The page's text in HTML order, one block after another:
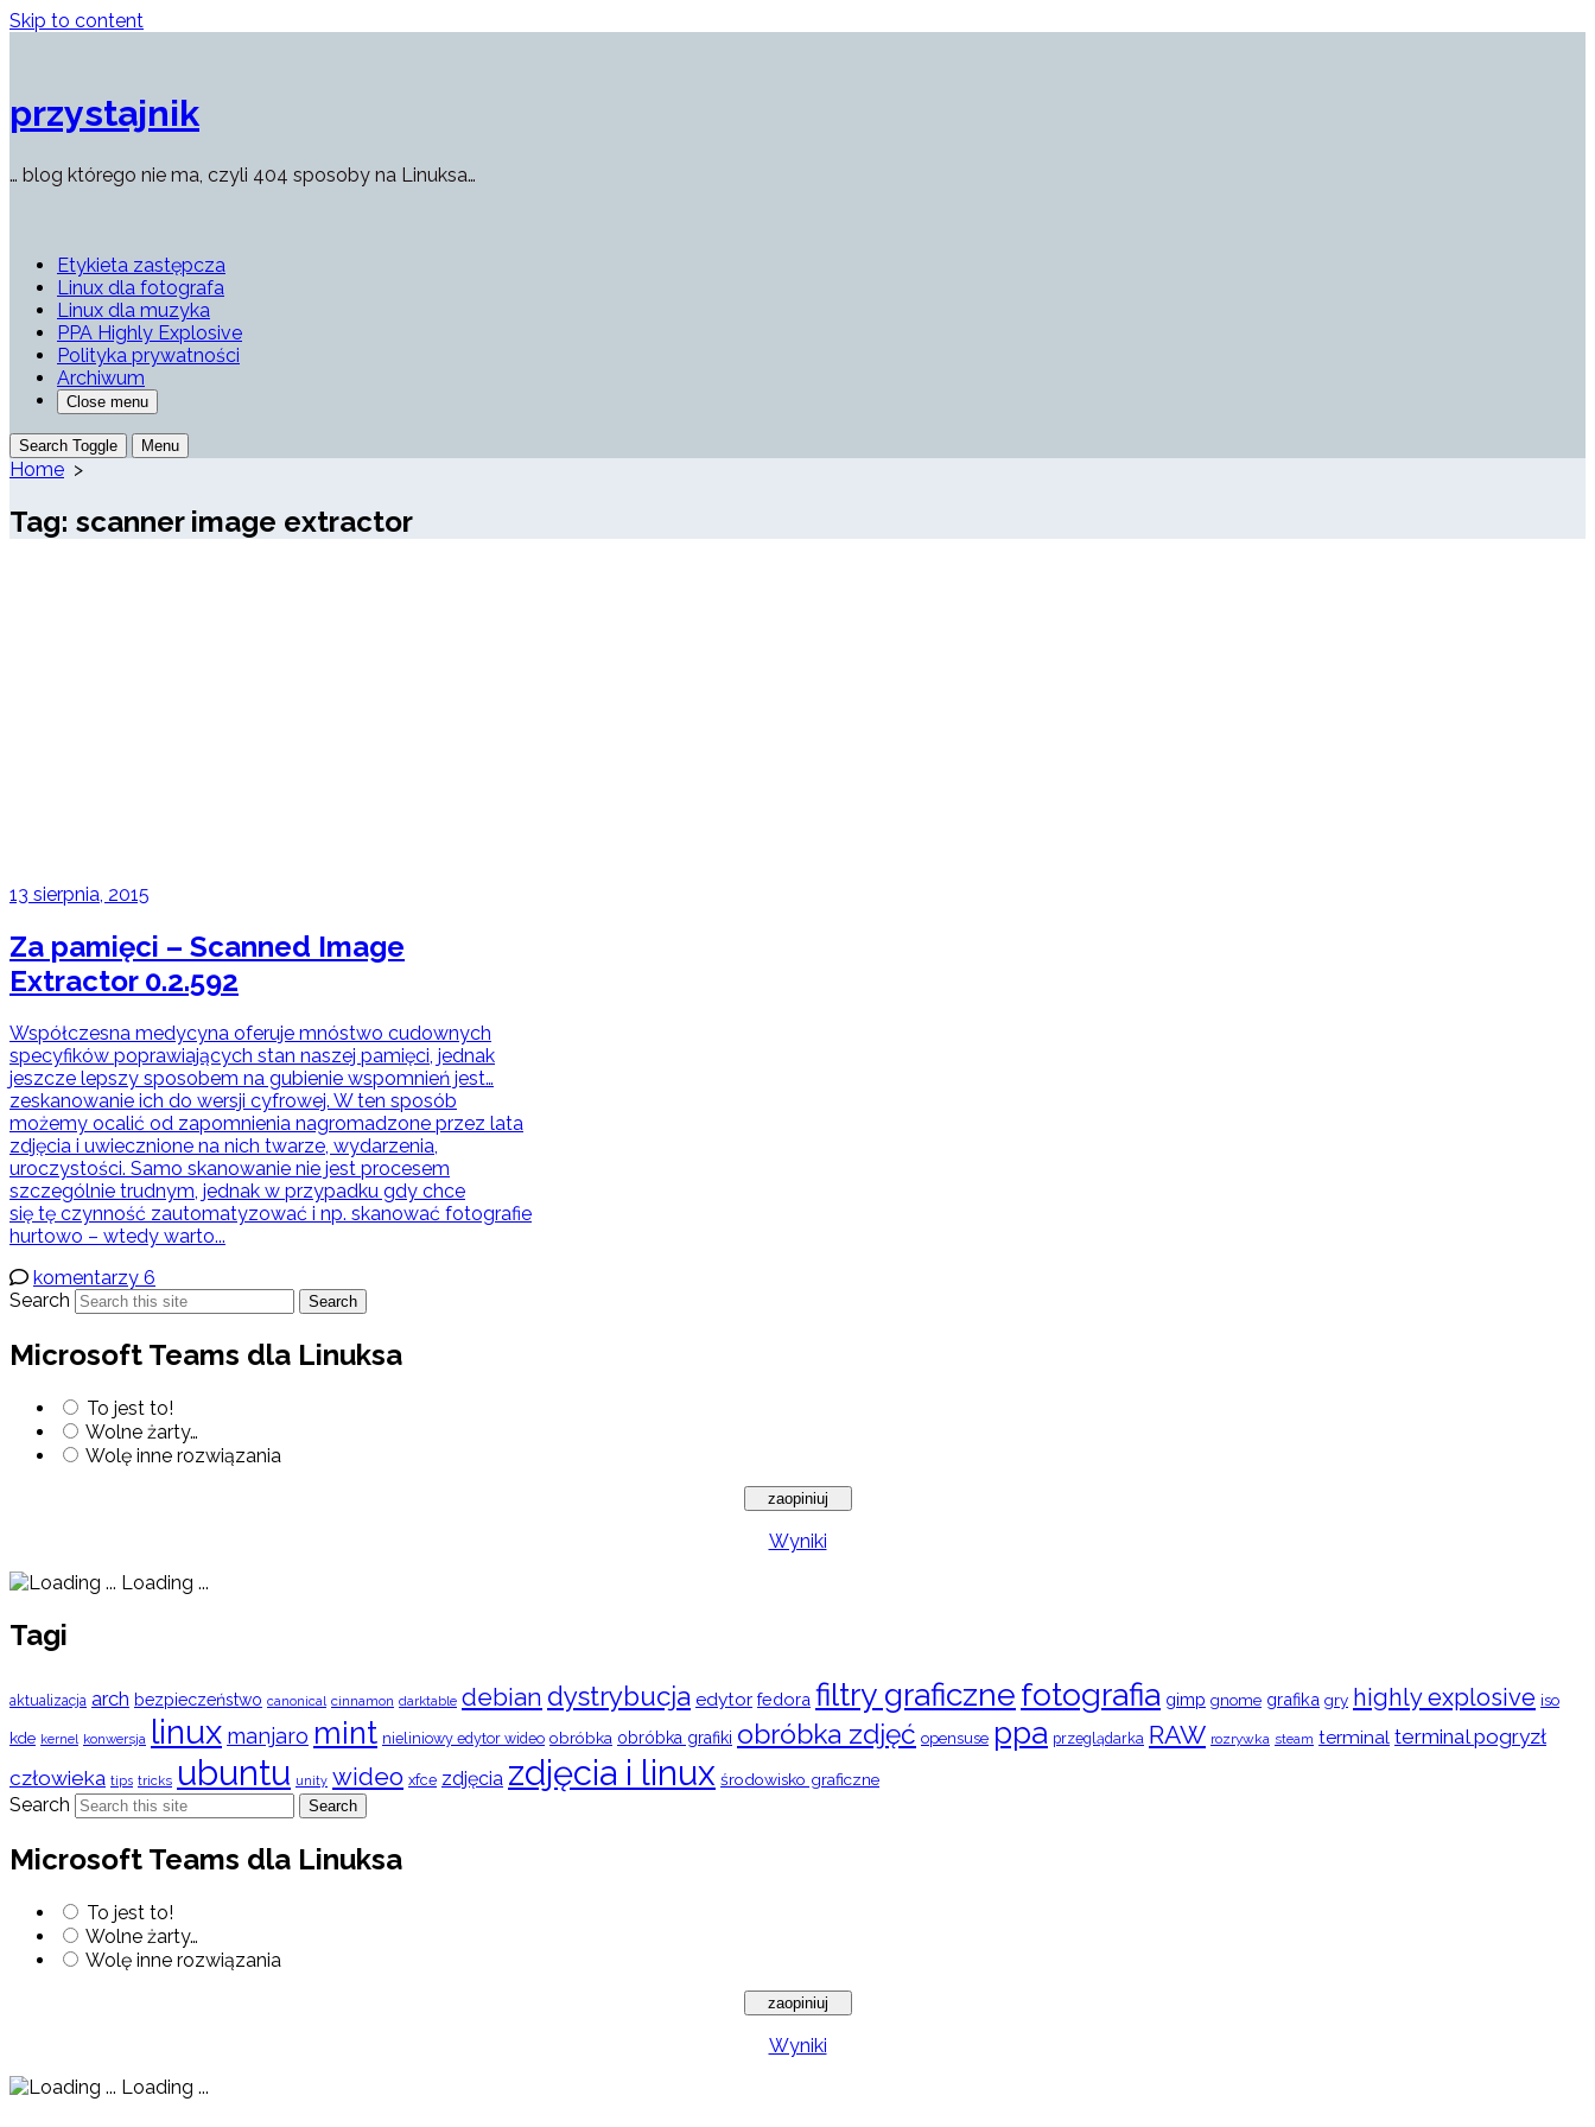
Skip to content
przystajnik
… blog którego nie ma, czyli 404 sposoby na Linuksa…
Etykieta zastępcza
Linux dla fotografa
Linux dla muzyka
PPA Highly Explosive
Polityka prywatności
Archiwum
Close menu
Search Toggle Menu
Home >
Tag: scanner image extractor
13 sierpnia, 2015
Za pamięci – Scanned Image
Extractor 0.2.592
Współczesna medycyna oferuje mnóstwo cudownych
specyfików poprawiających stan naszej pamięci, jednak
jeszcze lepszy sposobem na gubienie wspomnień jest…
zeskanowanie ich do wersji cyfrowej. W ten sposób
możemy ocalić od zapomnienia nagromadzone przez lata
zdjęcia i uwiecznione na nich twarze, wydarzenia,
uroczystości. Samo skanowanie nie jest procesem
szczególnie trudnym, jednak w przypadku gdy chce
się tę czynność zautomatyzować i np. skanować fotografie
hurtowo – wtedy warto...
komentarzy 6
Search
Search
Microsoft Teams dla Linuksa
To jest to!
Wolne żarty…
Wolę inne rozwiązania
Wyniki
Loading ...
Tagi
aktualizacja arch bezpieczeństwo canonical cinnamon darktable debian dystrybucja edytor fedora filtry graficznefotografia gimp gnome grafika gry highly explosive iso
kde kernel konwersja linux manjaro mint nieliniowy edytor wideo obróbka obróbka grafiki obróbka zdjęć opensuse ppa przeglądarka RAW rozrywka steam terminal terminal pogryzł
człowieka tips tricks ubuntu unity wideo xfce zdjęcia zdjęcia i linux środowisko graficzne
Search Search
Microsoft Teams dla Linuksa
To jest to!
Wolne żarty…
Wolę inne rozwiązania
Wyniki
Loading ...